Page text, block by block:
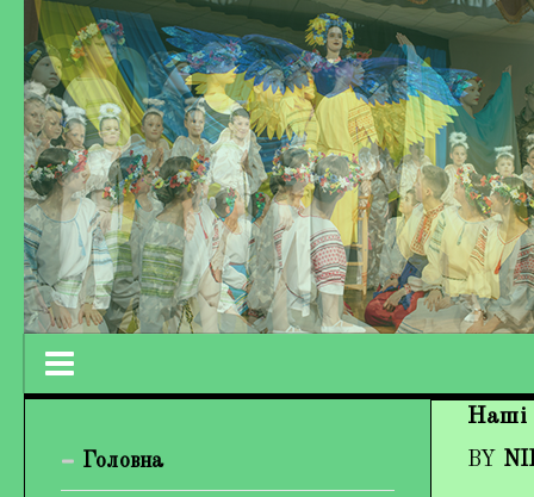
Кохно Вікторія Вікторівна
Наші
BY
Головна